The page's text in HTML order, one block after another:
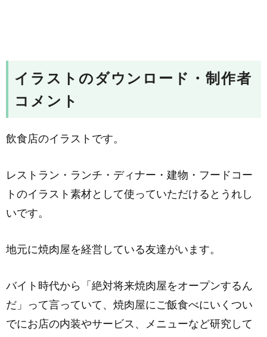
イラストのダウンロード・制作者
コメント
飲食店のイラストです。
レストラン・ランチ・ディナー・建物・フードコー
トのイラスト素材として使っていただけるとうれし
いです。
地元に焼肉屋を経営している友達がいます。
バイト時代から「絶対将来焼肉屋をオープンするん
だ」って言っていて、焼肉屋にご飯食べにいくつい
でにお店の内装やサービス、メニューなど研究して